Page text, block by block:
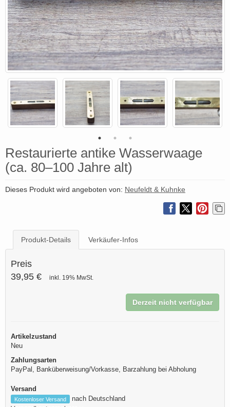
Restaurierte antike Wasserwaage
(ca. 80–100 Jahre alt)
Dieses Produkt wird angeboten von: Neufeldt & Kuhnke
Produkt-Details Verkäufer-Infos
Preis
39,95 €
inkl. 19% MwSt.
Derzeit nicht verfügbar
Artikelzustand
Neu
Zahlungsarten
PayPal, Banküberweisung/Vorkasse, Barzahlung bei Abholung
Versand
Kostenloser Versand
nach Deutschland